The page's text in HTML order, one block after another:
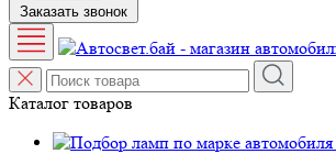
Заказать звонок
Каталог товаров